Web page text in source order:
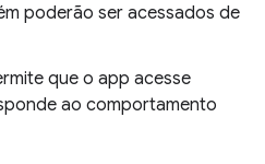
poderão ser acessados de
que o app acesse
ao comportamento